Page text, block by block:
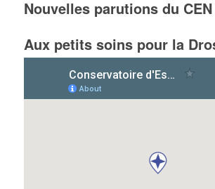
Nouvelles parutions du
Aux petits soins pour la